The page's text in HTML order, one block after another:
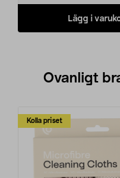
Lägg i
Ovanligt
Kolla priset